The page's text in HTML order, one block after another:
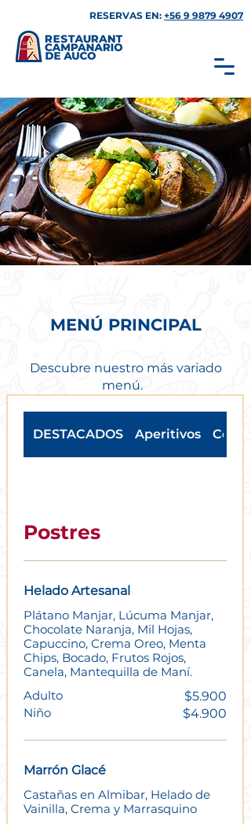
RESERVAS EN: +56 9 9879 4907
MENÚ PRINCIPAL
Descubre nuestro más variado
menú.
DESTACADOS Aperitivos
Postres
Helado Artesanal
Plátano Manjar, Lúcuma Manjar,
Chocolate Naranja, Mil Hojas,
Capuccino, Crema Oreo, Menta
Chips, Bocado, Frutos Rojos,
Canela, Mantequilla de Maní.
Adulto
$5.900
Niño
$4.900
Marrón Glacé
Castañas en Almibar, Helado de
Vainilla, Crema y Marrasquino